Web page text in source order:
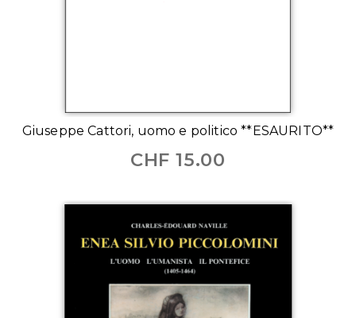
Giuseppe Cattori, uomo e politico **ESAURITO**
CHF 15.00